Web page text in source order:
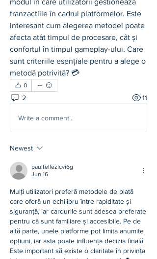
modul în care utilizatorii gestionează
tranzacțiile în cadrul platformelor. Este
interesant cum alegerea metodei poate
afecta atât timpul de procesare, cât și
confortul în timpul gameplay-ului. Care
sunt criteriile esențiale pentru a alege o
metodă potrivită? 💳
0
2 11
Write a comment...
Newest
paultellezfcvi6g
Jun 16
Mulți utilizatori preferă metodele de plată
care oferă un echilibru între rapiditate și
siguranță, iar cardurile sunt adesea preferate
pentru că sunt familiare și accesibile. Pe de
altă parte, unele platforme pot limita anumite
opțiuni, iar asta poate influența decizia finală.
Este important să existe o claritate în privința